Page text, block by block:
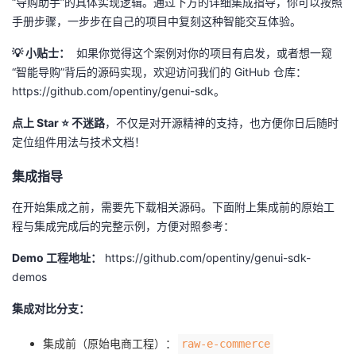
手册步骤，一步步在自己的项目中复刻这种智能交互体验。
💡 小贴士：
如果你觉得这个案例对你的项目有启发，或者想一窥
“智能导购”背后的源码实现，欢迎访问我们的 GitHub 仓库：
https://github.com/opentiny/genui-sdk。
点上 Star ⭐ 不迷路，不仅是对开源精神的支持，也方便你日后随时
定位组件用法与技术文档！
集成指导
在开始集成之前，需要先下载相关源码。下面附上集成前的原始工
程与集成完成后的完整示例，方便对照参考：
Demo 工程地址：
https://github.com/opentiny/genui-sdk-
demos
集成对比分支：
集成前（原始电商工程）： raw-e-commerce